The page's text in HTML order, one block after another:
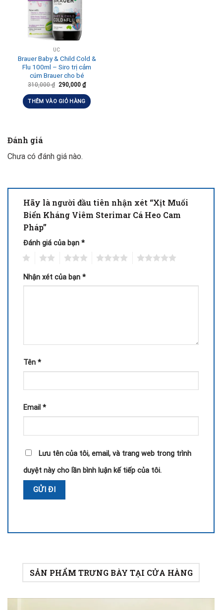
ÚC
Brauer Baby & Child Cold &
Flu 100ml – Siro trị cảm
cúm Brauer cho bé
310,000₫ 290,000 ₫
THÊM VÀO GIỎ HÀNG
Đánh giá
Chưa có đánh giá nào.
Hãy là người đầu tiên nhận xét “Xịt Muối
Biển Kháng Viêm Sterimar Cá Heo Cam
Pháp”
Đánh giá của bạn *
Nhận xét của bạn *
Tên *
Email *
Lưu tên của tôi, email, và trang web trong trình
duyệt này cho lần bình luận kế tiếp của tôi.
SẢN PHẨM TRƯNG BÀY TẠI CỬA HÀNG